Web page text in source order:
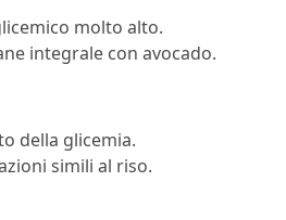
molto alto.
integrale con avocado.
della glicemia.
simili al riso.